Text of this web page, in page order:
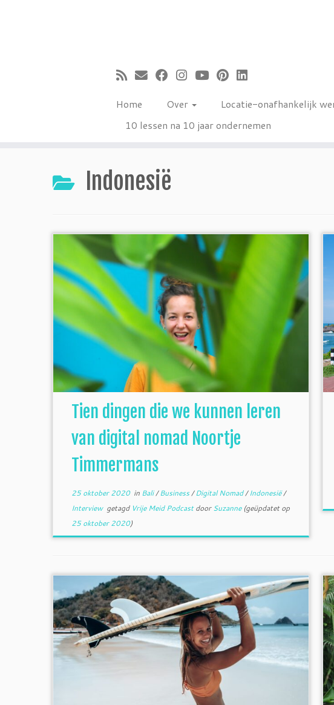
Home Over Locatie-onafhankelijk
10 lessen na 10 jaar ondernemen
Indonesië
Tien dingen die we kunnen leren
van digital nomad Noortje
Timmermans
25 oktober 2020in Bali/Business/Digital Nomad/Indonesië/
Interview getagd Vrije Meid PodcastdoorSuzanne(geüpdatet op
25 oktober 2020)